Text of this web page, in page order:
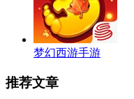
梦幻西游手游
推荐文章